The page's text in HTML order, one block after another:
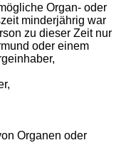
Organ- oder
minderjährig war
zu dieser Zeit nur
oder einem
Organen oder